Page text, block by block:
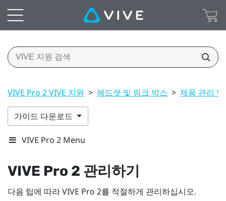
VIVE Pro 2 VIVE 지원 > 헤드셋 및 링크 박스 > 제품 관리
가이드 다운로드
VIVE Pro 2 Menu
VIVE Pro 2 관리하기
다음 팁에 따라VIVE Pro 2를 적절하게 관리하십시오.